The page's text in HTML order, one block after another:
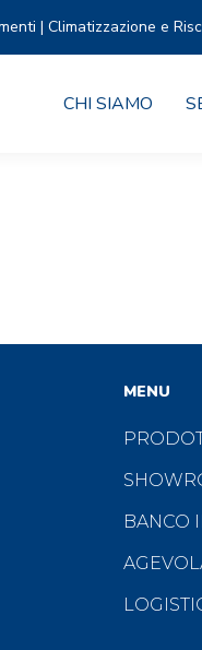
| Climatizzazione e
CHI SIAMO
MENU
BANCO